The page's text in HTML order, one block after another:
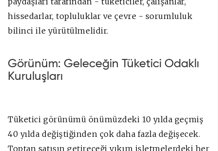
hissedarlar, topluluklar ve çevre - sorumluluk
bilinci ile yürütülmelidir.
Görünüm: Geleceğin Tüketici Odaklı
Kuruluşları
Tüketici görünümü önümüzdeki 10 yılda geçmiş
40 yılda değiştiğinden çok daha fazla değişecek.
Toptan satışın getireceği yıkım işletmelerdeki her